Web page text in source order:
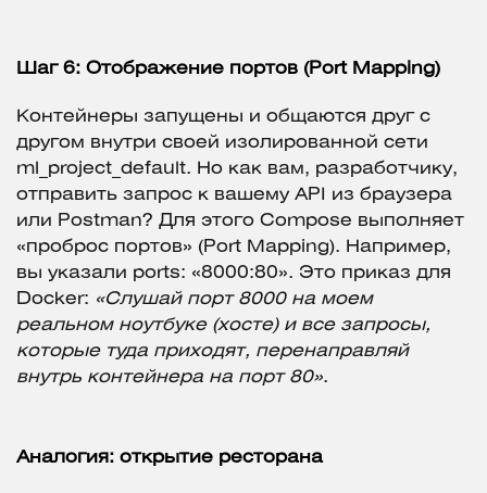
Шаг 6: Отображение портов (Port Mapping)
Контейнеры запущены и общаются друг с
другом внутри своей изолированной сети
ml_project_default. Но как вам, разработчику,
отправить запрос к вашему API из браузера
или Postman? Для этого Compose выполняет
«проброс портов» (Port Mapping). Например,
вы указали ports: «8000:80». Это приказ для
Docker: «Слушай порт 8000 на моем
реальном ноутбуке (хосте) и все запросы,
которые туда приходят, перенаправляй
внутрь контейнера на порт 80».
Аналогия: открытие ресторана